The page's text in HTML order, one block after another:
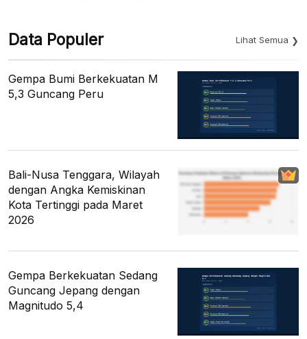
Data Populer Lihat Semua
Gempa Bumi Berkekuatan M
5,3 Guncang Peru
Bali-Nusa Tenggara, Wilayah
dengan Angka Kemiskinan
Kota Tertinggi pada Maret
2026
Gempa Berkekuatan Sedang
Guncang Jepang dengan
Magnitudo 5,4